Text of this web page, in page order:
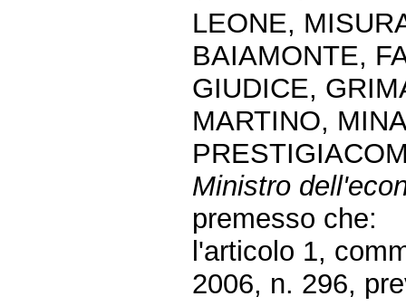
LEONE,
BAIAMONTE,
GIUDICE,
MARTINO,
Ministro
premesso che:
l'articolo 1,
2006, n. 296,